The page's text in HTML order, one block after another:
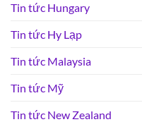
Tin tức Hungary
Tin tức Hy Lạp
Tin tức Malaysia
Tin tức Mỹ
Tin tức New Zealand